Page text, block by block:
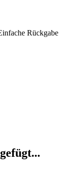
Rückgabe